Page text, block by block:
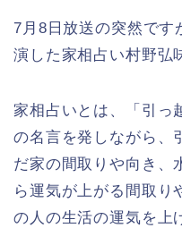
7月8日放送の突然です
演した家相占い村野弘
家相占いとは、「引っ
の名言を発しながら、
だ家の間取りや向き、
ら運気が上がる間取り
の人の生活の運気を上